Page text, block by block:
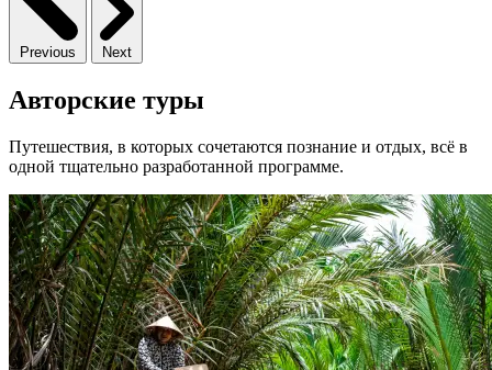
Previous Next
Авторские туры
Путешествия, в которых сочетаются познание и отдых, всё в
одной тщательно разработанной программе.